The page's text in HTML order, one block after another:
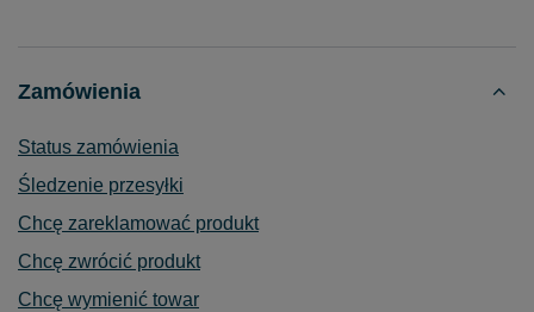
Zamówienia
Status zamówienia
Śledzenie przesyłki
Chcę zareklamować produkt
Chcę zwrócić produkt
Chcę wymienić towar